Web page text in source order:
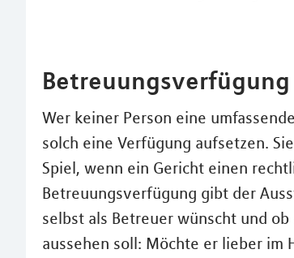
Betreuungsverfügung
Wer keiner Person eine
solch eine Verfügung aufsetzen.
Spiel, wenn ein Gericht einen
Betreuungsverfügung gibt der
selbst als Betreuer wünscht und
aussehen soll: Möchte er lieber im